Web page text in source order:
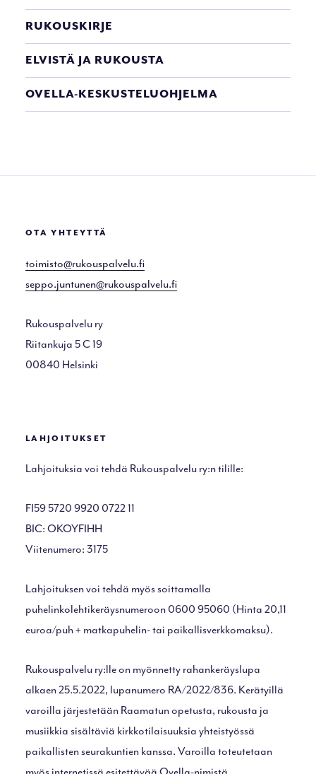
RUKOUSKIRJE
ELVISTÄ JA RUKOUSTA
OVELLA-KESKUSTELUOHJELMA
OTA YHTEYTTÄ
toimisto@rukouspalvelu.fi
seppo.juntunen@rukouspalvelu.fi
Rukouspalvelu ry
Riitankuja 5 C 19
00840 Helsinki
LAHJOITUKSET
Lahjoituksia voi tehdä Rukouspalvelu ry:n tilille:
FI59 5720 9920 0722 11
BIC: OKOYFIHH
Viitenumero: 3175
Lahjoituksen voi tehdä myös soittamalla
puhelinkolehtikeräysnumeroon 0600 95060 (Hinta 20,11
euroa/puh + matkapuhelin- tai paikallisverkkomaksu).
Rukouspalvelu ry:lle on myönnetty rahankeräyslupa
alkaen 25.5.2022, lupanumero RA/2022/836. Kerätyillä
varoilla järjestetään Raamatun opetusta, rukousta ja
musiikkia sisältäviä kirkkotilaisuuksia yhteistyössä
paikallisten seurakuntien kanssa. Varoilla toteutetaan